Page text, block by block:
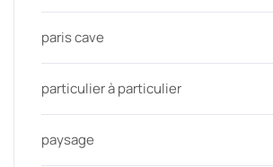
paris cave
particulier à particulier
paysage